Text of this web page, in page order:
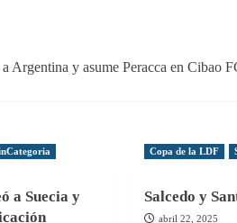
Argentina y asume Peracca en Cibao
a Suecia y
Copa de la LDF
Salcedo y
abril 22, 2025